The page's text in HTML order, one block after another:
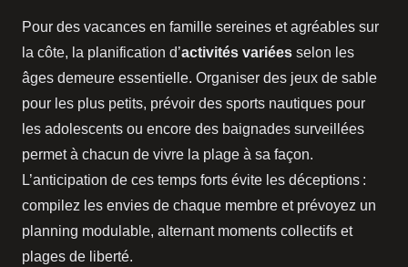
Pour des vacances en famille sereines et agréables sur
la côte, la planification d’activités variées selon les
âges demeure essentielle. Organiser des jeux de sable
pour les plus petits, prévoir des sports nautiques pour
les adolescents ou encore des baignades surveillées
permet à chacun de vivre la plage à sa façon.
L’anticipation de ces temps forts évite les déceptions :
compilez les envies de chaque membre et prévoyez un
planning modulable, alternant moments collectifs et
plages de liberté.